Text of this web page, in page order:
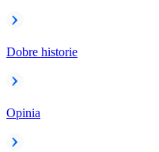
Dobre historie
Opinia